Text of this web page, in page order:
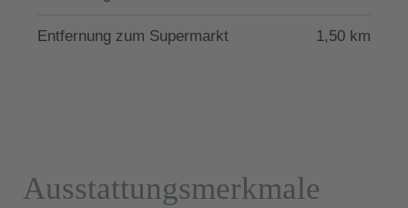
Entfernung zum Supermarkt 1,50 km
Ausstattungsmerkmale